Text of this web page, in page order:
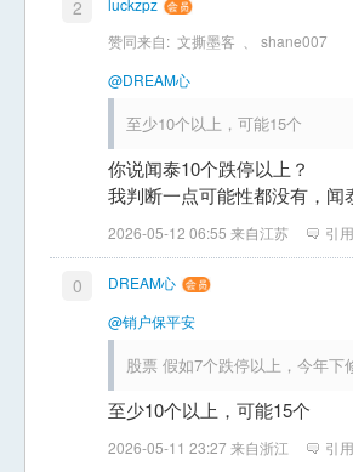
2
luckzpz
赞同来自: 文撕墨客
shane007
@DREAM心
至少10个以上，可能15个
你说闻泰10个跌停以上？
我判断一点可能性都没有，
2026-05-12 06:55 来自江苏 引用
0
DREAM心
@销户保平安
股票 假如7个跌停以上，今年下
至少10个以上，可能15个
2026-05-11 23:27 来自浙江 引用